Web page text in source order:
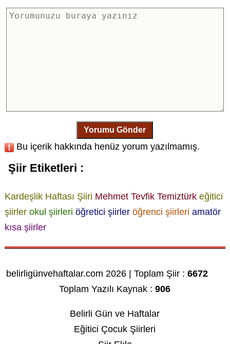
Yorumu Gönder
Bu içerik hakkında henüz yorum yazılmamış.
Şiir Etiketleri :
Kardeşlik Haftası Şiiri Mehmet Tevfik Temiztürk eğitici
şiirler okul şiirleri öğretici şiirler öğrenci şiirleri amatör
kısa şiirler
belirligünvehaftalar.com 2026 | Toplam Şiir :6672
Toplam Yazılı Kaynak :906
Belirli Gün ve Haftalar
Eğitici Çocuk Şiirleri